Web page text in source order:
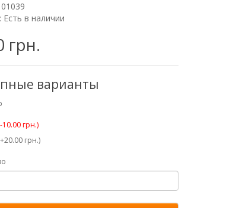
Есть в наличии
грн.
варианты
грн.)
грн.)